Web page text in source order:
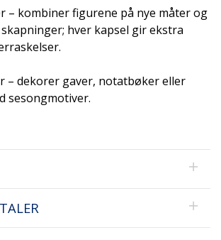
– kombiner figurene på nye måter og
hver kapsel gir ekstra
– dekorer gaver, notatbøker eller
sesongmotiver.